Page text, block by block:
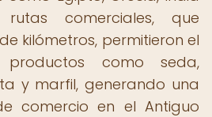
comerciales, que
kilómetros, permitieron el
como seda,
y marfil, generando una
comercio en el Antiguo